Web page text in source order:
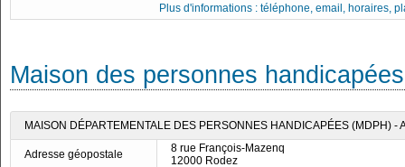
Plus d'informations : téléphone, email, horaires,
Maison des personnes
MAISON DÉPARTEMENTALE DES PERSONNES HANDICAPÉES (MDPH) -
Adresse géopostale
8 rue François-Mazenq
12000 Rodez